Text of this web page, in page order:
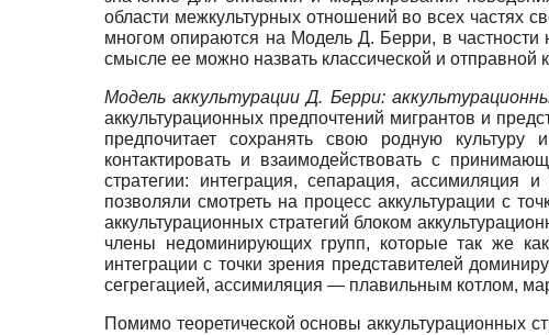
области межкультурных отношений во всех частях
многом опираются на Модель Д. Берри, в частности
смысле ее можно назвать классической и отправной
Модель аккультурации Д. Берри:
аккультурационных предпочтений мигрантов и
предпочитает сохранять свою родную культуру
контактировать и взаимодействовать с
стратегии: интеграция, сепарация, ассимиляция и
позволяли смотреть на процесс аккультурации с
аккультурационных стратегий блоком
члены недоминирующих групп, которые так же
интеграции с точки зрения представителей
сегрегацией, ассимиляция — плавильным котлом,
Помимо теоретической основы аккультурационных